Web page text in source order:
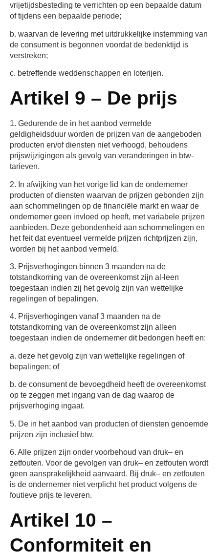
vrijetijdsbesteding te verrichten op een bepaalde datum
of tijdens een bepaalde periode;
b. waarvan de levering met uitdrukkelijke instemming van
de consument is begonnen voordat de bedenktijd is
verstreken;
c. betreffende weddenschappen en loterijen.
Artikel 9 – De prijs
1. Gedurende de in het aanbod vermelde
geldigheidsduur worden de prijzen van de aangeboden
producten en/of diensten niet verhoogd, behoudens
prijswijzigingen als gevolg van veranderingen in btw-
tarieven.
2. In afwijking van het vorige lid kan de ondernemer
producten of diensten waarvan de prijzen gebonden zijn
aan schommelingen op de financiële markt en waar de
ondernemer geen invloed op heeft, met variabele prijzen
aanbieden. Deze gebondenheid aan schommelingen en
het feit dat eventueel vermelde prijzen richtprijzen zijn,
worden bij het aanbod vermeld.
3. Prijsverhogingen binnen 3 maanden na de
totstandkoming van de overeenkomst zijn al-leen
toegestaan indien zij het gevolg zijn van wettelijke
regelingen of bepalingen.
4. Prijsverhogingen vanaf 3 maanden na de
totstandkoming van de overeenkomst zijn alleen
toegestaan indien de ondernemer dit bedongen heeft en:
a. deze het gevolg zijn van wettelijke regelingen of
bepalingen; of
b. de consument de bevoegdheid heeft de overeenkomst
op te zeggen met ingang van de dag waarop de
prijsverhoging ingaat.
5. De in het aanbod van producten of diensten genoemde
prijzen zijn inclusief btw.
6. Alle prijzen zijn onder voorbehoud van druk– en
zetfouten. Voor de gevolgen van druk– en zetfouten wordt
geen aansprakelijkheid aanvaard. Bij druk– en zetfouten
is de ondernemer niet verplicht het product volgens de
foutieve prijs te leveren.
Artikel 10 –
Conformiteit en